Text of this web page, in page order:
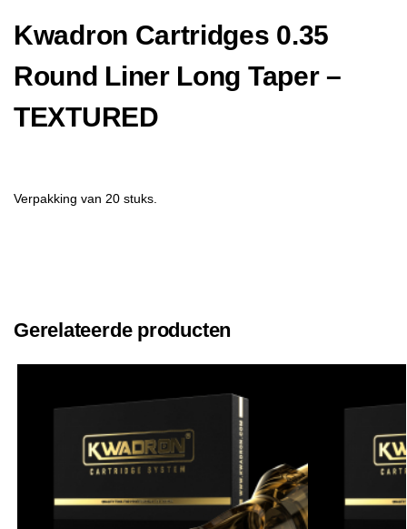
Kwadron Cartridges 0.35
Round Liner Long Taper –
TEXTURED
Verpakking van 20 stuks.
Gerelateerde producten